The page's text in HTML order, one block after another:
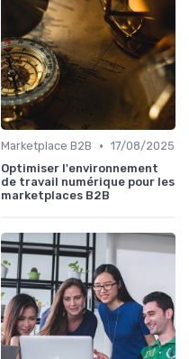
Marketplace B2B • 17/08/2025
Optimiser l'environnement
de travail numérique pour les
marketplaces B2B